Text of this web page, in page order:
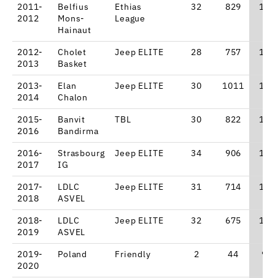
2011-
2012
Belfius
Mons-
Hainaut
Ethias
League
32 829
2012-
2013
Cholet
Basket
Jeep ELITE 28 757
2013-
2014
Elan
Chalon
Jeep ELITE 30 1011
2015-
2016
Banvit
Bandirma
TBL 30 822
2016-
2017
Strasbourg
IG
Jeep ELITE 34 906
2017-
2018
LDLC
ASVEL
Jeep ELITE 31 714
2018-
2019
LDLC
ASVEL
Jeep ELITE 32 675
2019-
2020
Poland Friendly 2 44 9.5